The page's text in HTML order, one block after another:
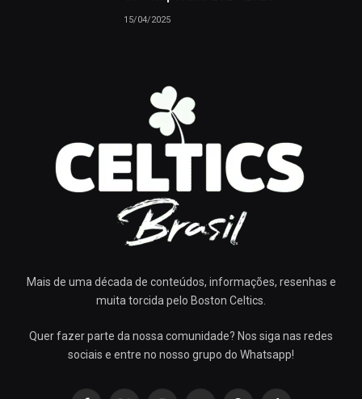
15/04/2025
Mais de uma década de conteúdos, informações, resenhas e
muita torcida pelo Boston Celtics.
Quer fazer parte da nossa comunidade? Nos siga nas redes
sociais e entre no nosso grupo do Whatsapp!